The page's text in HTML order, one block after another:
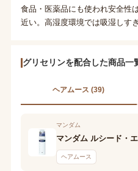
食品・医薬品にも使われ安全性
近い。高湿度環境では吸湿しす
グリセリンを配合した商品一
ヘアムース (39)
マンダム
ヘアムース